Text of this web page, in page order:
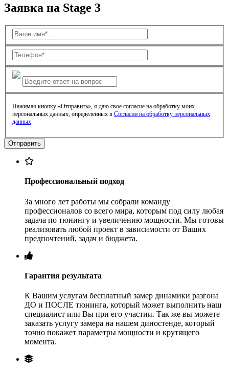
Заявка на Stage 3
Нажимая кнопку «Отправить», я даю свое согласие на обработку моих
персональных данных, определенных в Согласии на обработку персональных
данных.
Профессиональный подход
За много лет работы мы собрали команду
профессионалов со всего мира, которым под силу любая
задача по тюнингу и увеличению мощности. Мы готовы
реализовать любой проект в зависимости от Ваших
предпочтений, задач и бюджета.
Гарантия результата
К Вашим услугам бесплатный замер динамики разгона
ДО и ПОСЛЕ тюнинга, который может выполнить наш
специалист или Вы при его участии. Так же вы можете
заказать услугу замера на нашем диностенде, который
точно покажет параметры мощности и крутящего
момента.